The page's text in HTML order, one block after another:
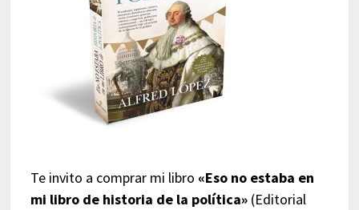
Te invito a comprar mi libro «Eso no estaba en
mi libro de historia de la política»(Editorial